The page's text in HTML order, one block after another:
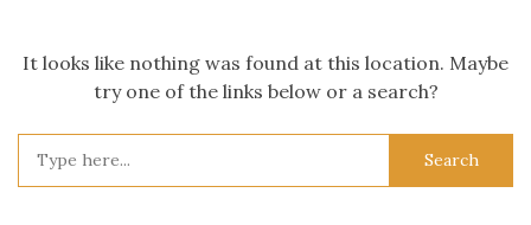
It looks like nothing was found at this location. Maybe
try one of the links below or a search?